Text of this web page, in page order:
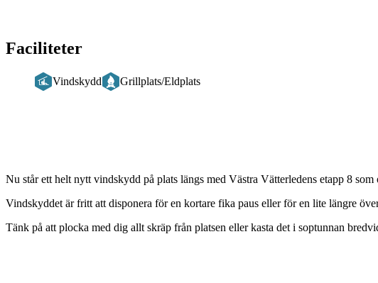
Faciliteter
Vindskydd Grillplats/Eldplats
Beskrivning
Nu står ett helt nytt vindskydd på plats längs med Västra Vätterledens etapp 8 som
Vindskyddet är fritt att disponera för en kortare fika paus eller för en lite längre
Tänk på att plocka med dig allt skräp från platsen eller kasta det i soptunnan